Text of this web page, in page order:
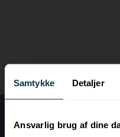
Samtykke Detaljer
Ansvarlig brug af dine
Rejser